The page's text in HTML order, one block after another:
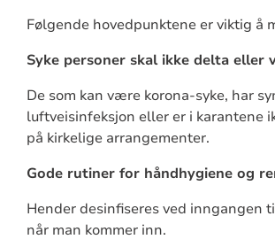
Følgende hovedpunktene er viktig å
Syke personer skal ikke delta eller
De som kan være korona-syke, har
luftveisinfeksjon eller er i karantene
på kirkelige arrangementer.
Gode rutiner for håndhygiene og
Hender desinfiseres ved inngangen
når man kommer inn.